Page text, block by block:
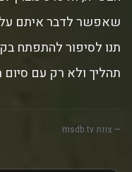
שאפשר לדבר איתם על
תנו לסיפור להתפתח
תהליך ולא רק עם סיום
— צוות msdb.tv